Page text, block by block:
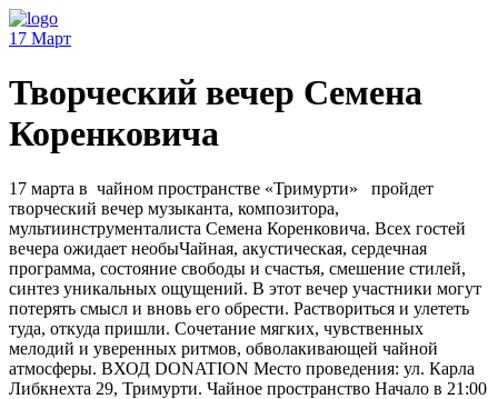
17 Март
Творческий вечер Семена
Коренковича
17 марта в чайном пространстве «Тримурти» пройдет
творческий вечер музыканта, композитора,
мультиинструменталиста Семена Коренковича. Всех гостей
вечера ожидает необыЧайная, акустическая, сердечная
программа, состояние свободы и счастья, смешение стилей,
синтез уникальных ощущений. В этот вечер участники могут
потерять смысл и вновь его обрести. Раствориться и улететь
туда, откуда пришли. Сочетание мягких, чувственных
мелодий и уверенных ритмов, обволакивающей чайной
атмосферы. ВХОД DONATION Место проведения: ул. Карла
Либкнехта 29, Тримурти. Чайное пространство Начало в 21:00